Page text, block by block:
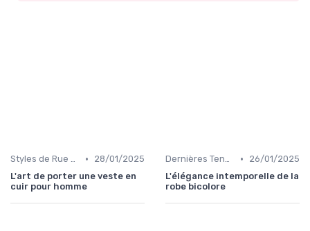
Styles de Rue et Looks du Moment •
28/01/2025
L'art de porter une veste en
cuir pour homme
Dernières Tendances de Mode •
26/01/2025
L'élégance intemporelle de la
robe bicolore